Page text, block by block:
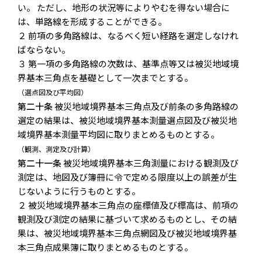
い。 ただし、地形の状況等によりやむを得ない場合に
は、単路線を形成することができる。
２ 前項の多角路線は、なるべく短い経路を選定しなけれ
ばならない。
３ 第一項の多角路線の次数は、基準点等又は被災地域境
界基本三角点を基礎として一次までとする。
（選点図及び平均図）
第二十条被災地域境界基本三角点及び前条の多角路線の
選定の結果は、被災地域境界基本測量選点図及び被災地
域境界基本測量平均図に取りまとめるものとする。
（観測、測定及び計算）
第二十一条被災地域境界基本三角測量における観測及び
測定は、地図及び簿冊に令で定める限度以上の誤差が生
じないように行うものとする。
２ 被災地域境界基本三角点の座標値及び標高は、前項の
観測及び測定の結果に基づいて求めるものとし、その結
果は、被災地域境界基本三角点網図及び被災地域境界基
本三角点成果簿に取りまとめるものとする。